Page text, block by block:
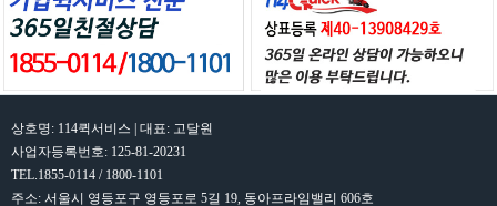
상호명: 114퀵서비스 | 대표: 고달원
사업자등록번호: 125-81-20231
TEL.1855-0114 / 1800-1101
주소: 서울시 영등포구 영등포로 5길 19, 동아프라임밸리 606호